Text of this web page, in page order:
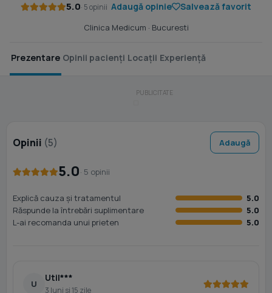
5.0· 5 opinii Adaugă opinie Salvează favorit
Clinica Medicum · Bucuresti
Prezentare Opinii pacienți Locații Experiență
Opinii (5) Adaugă
5.0· 5 opinii
Explică cauza și tratamentul
5.0
Răspunde la întrebări suplimentare
5.0
L-ai recomanda unui prieten
5.0
U
Util***
3 luni si 15 zile